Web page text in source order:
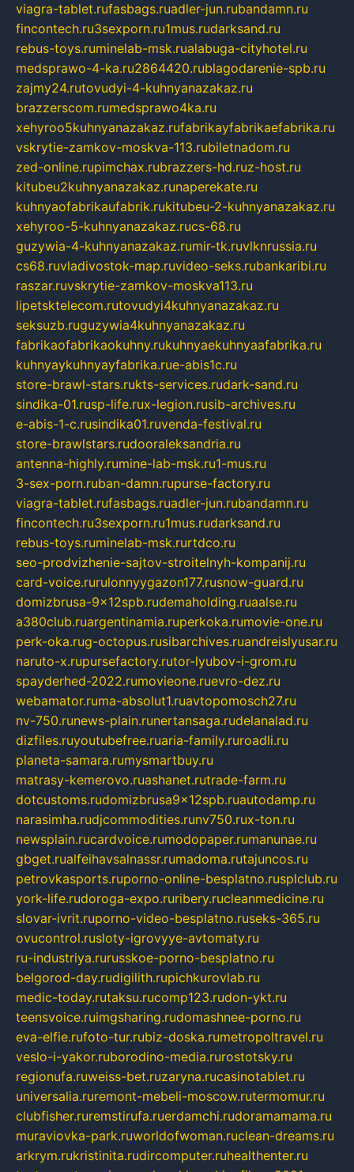
viagra-tablet.rufasbags.ruadler-jun.rubandamn.ru
fincontech.ru3sexporn.ru1mus.rudarksand.ru
rebus-toys.ruminelab-msk.rualabuga-cityhotel.ru
medsprawo-4-ka.ru2864420.rublagodarenie-spb.ru
zajmy24.rutovudyi-4-kuhnyanazakaz.ru
brazzerscom.rumedsprawo4ka.ru
xehyroo5kuhnyanazakaz.rufabrikayfabrikaefabrika.ru
vskrytie-zamkov-moskva-113.rubiletnadom.ru
zed-online.rupimchax.rubrazzers-hd.ruz-host.ru
kitubeu2kuhnyanazakaz.runaperekate.ru
kuhnyaofabrikaufabrik.rukitubeu-2-kuhnyanazakaz.ru
xehyroo-5-kuhnyanazakaz.rucs-68.ru
guzywia-4-kuhnyanazakaz.rumir-tk.ruvlknrussia.ru
cs68.ruvladivostok-map.ruvideo-seks.rubankaribi.ru
raszar.ruvskrytie-zamkov-moskva113.ru
lipetsktelecom.rutovudyi4kuhnyanazakaz.ru
seksuzb.ruguzywia4kuhnyanazakaz.ru
fabrikaofabrikaokuhny.rukuhnyaekuhnyaafabrika.ru
kuhnyaykuhnyayfabrika.rue-abis1c.ru
store-brawl-stars.rukts-services.rudark-sand.ru
sindika-01.rusp-life.rux-legion.rusib-archives.ru
e-abis-1-c.rusindika01.ruvenda-festival.ru
store-brawlstars.rudooraleksandria.ru
antenna-highly.rumine-lab-msk.ru1-mus.ru
3-sex-porn.ruban-damn.rupurse-factory.ru
viagra-tablet.rufasbags.ruadler-jun.rubandamn.ru
fincontech.ru3sexporn.ru1mus.rudarksand.ru
rebus-toys.ruminelab-msk.rurtdco.ru
seo-prodvizhenie-sajtov-stroitelnyh-kompanij.ru
card-voice.rurulonnyygazon177.rusnow-guard.ru
domizbrusa-9x12spb.rudemaholding.ruaalse.ru
a380club.ruargentinamia.ruperkoka.rumovie-one.ru
perk-oka.rug-octopus.rusibarchives.ruandreislyusar.ru
naruto-x.rupursefactory.rutor-lyubov-i-grom.ru
spayderhed-2022.rumovieone.ruevro-dez.ru
webamator.ruma-absolut1.ruavtopomosch27.ru
nv-750.runews-plain.runertansaga.rudelanalad.ru
dizfiles.ruyoutubefree.ruaria-family.ruroadli.ru
planeta-samara.rumysmartbuy.ru
matrasy-kemerovo.ruashanet.rutrade-farm.ru
dotcustoms.rudomizbrusa9x12spb.ruautodamp.ru
narasimha.rudjcommodities.runv750.rux-ton.ru
newsplain.rucardvoice.rumodopaper.rumanunae.ru
gbget.rualfeihavsalnassr.rumadoma.rutajuncos.ru
petrovkasports.ruporno-online-besplatno.rusplclub.ru
york-life.rudoroga-expo.ruribery.rucleanmedicine.ru
slovar-ivrit.ruporno-video-besplatno.ruseks-365.ru
ovucontrol.rusloty-igrovyye-avtomaty.ru
ru-industriya.rurusskoe-porno-besplatno.ru
belgorod-day.rudigilith.rupichkurovlab.ru
medic-today.rutaksu.rucomp123.rudon-ykt.ru
teensvoice.ruimgsharing.rudomashnee-porno.ru
eva-elfie.rufoto-tur.rubiz-doska.rumetropoltravel.ru
veslo-i-yakor.ruborodino-media.rurostotsky.ru
regionufa.ruweiss-bet.ruzaryna.rucasinotablet.ru
universalia.ruremont-mebeli-moscow.rutermomur.ru
clubfisher.ruremstirufa.ruerdamchi.rudoramamama.ru
muraviovka-park.ruworldofwoman.ruclean-dreams.ru
arkrym.rukristinita.rudircomputer.ruhealthenter.ru